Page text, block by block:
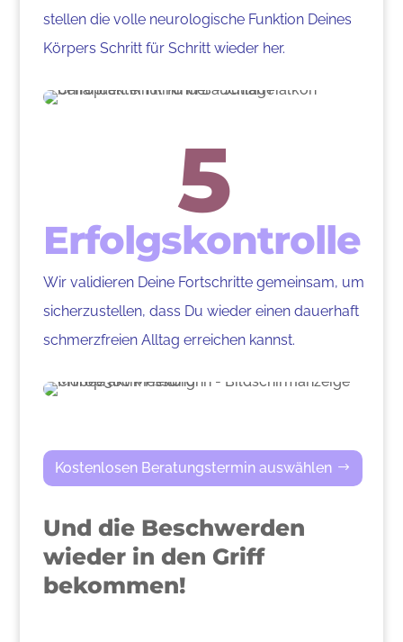
stellen die volle neurologische Funktion Deines
Körpers Schritt für Schritt wieder her.
5
Erfolgskontrolle
Wir validieren Deine Fortschritte gemeinsam, um
sicherzustellen, dass Du wieder einen dauerhaft
schmerzfreien Alltag erreichen kannst.
Kostenlosen Beratungstermin auswählen
Und die Beschwerden
wieder in den Griff
bekommen!